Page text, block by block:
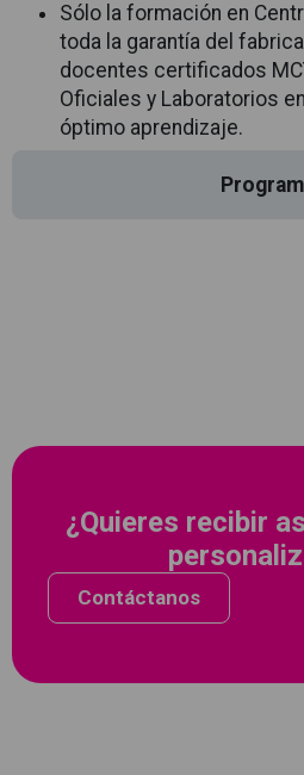
Sólo la formación en
toda la garantía del
docentes certificados
Oficiales y Laboratorios
óptimo aprendizaje.
¿Quieres recibir
Contáctanos